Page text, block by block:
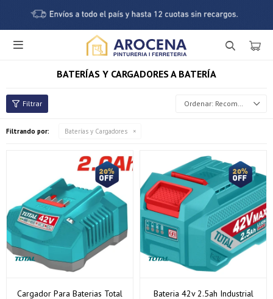

BATERÍAS Y CARGADORES A BATERÍA
Recomendados
Filtrando por: Baterías y Cargadores
Cargador Para Baterias Total
Bateria 42v 2.5ah Industrial